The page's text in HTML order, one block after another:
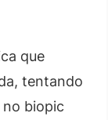
que
tentando
no biopic